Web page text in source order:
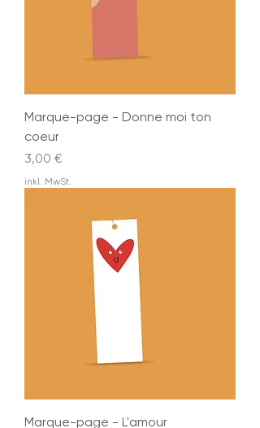
Marque-page - Donne moi ton
coeur
Preis
3,00 €
inkl. MwSt.
Marque-page - L'amour